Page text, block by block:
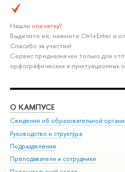
Нашли опечатку?
Выделите её, нажмите Ctrl+Enter и
Спасибо за участие!
Сервис предназначен только для
орфографических и пунктуационных
О КАМПУСЕ
Сведения об образовательной
Руководство и структура
Подразделения
Преподаватели и сотрудники